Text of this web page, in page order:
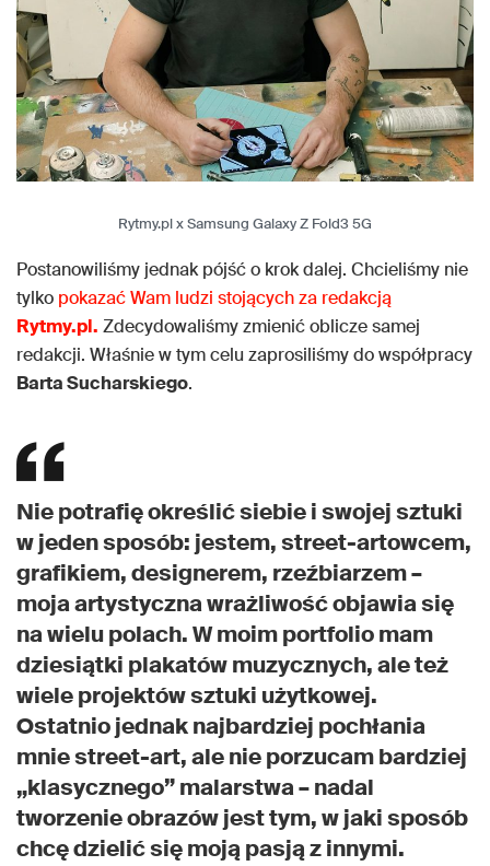
Rytmy.pl x Samsung Galaxy Z Fold3 5G
Postanowiliśmy jednak pójść o krok dalej. Chcieliśmy nie
tylko pokazać Wam ludzi stojących za redakcją
Rytmy.pl. Zdecydowaliśmy zmienić oblicze samej
redakcji. Właśnie w tym celu zaprosiliśmy do współpracy
Barta Sucharskiego.
Nie potrafię określić siebie i swojej sztuki
w jeden sposób: jestem, street-artowcem,
grafikiem, designerem, rzeźbiarzem –
moja artystyczna wrażliwość objawia się
na wielu polach. W moim portfolio mam
dziesiątki plakatów muzycznych, ale też
wiele projektów sztuki użytkowej.
Ostatnio jednak najbardziej pochłania
mnie street-art, ale nie porzucam bardziej
„klasycznego” malarstwa – nadal
tworzenie obrazów jest tym, w jaki sposób
chcę dzielić się moją pasją z innymi.